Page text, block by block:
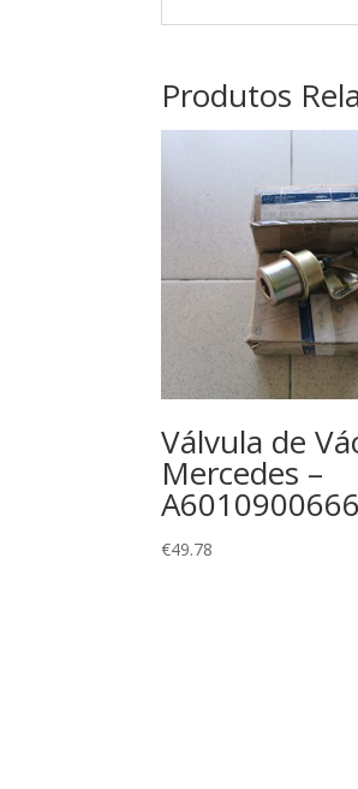
Produtos
Válvula de
Mercedes –
A6010900666
€49.78